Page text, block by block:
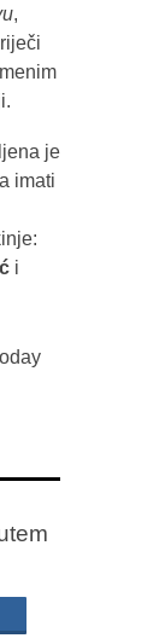
,
je
imati
i